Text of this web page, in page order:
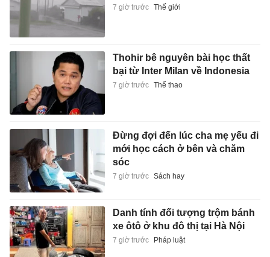
7 giờ trước Thế giới
Thohir bê nguyên bài học thất
bại từ Inter Milan về Indonesia
7 giờ trước Thể thao
Đừng đợi đến lúc cha mẹ yếu đi
mới học cách ở bên và chăm
sóc
7 giờ trước Sách hay
Danh tính đối tượng trộm bánh
xe ôtô ở khu đô thị tại Hà Nội
7 giờ trước Pháp luật